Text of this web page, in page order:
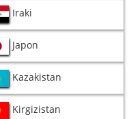
Iraki
Japon
Kazakistan
Kirgizistan